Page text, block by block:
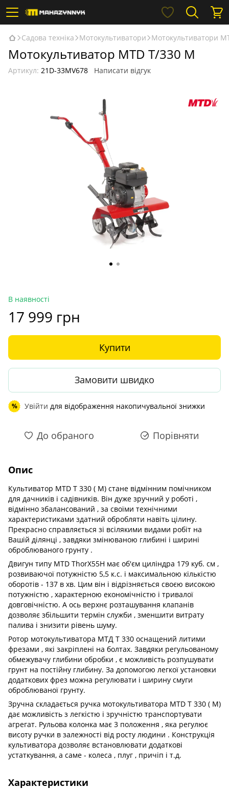
Садова техніка Мотокультиватори Мотокультиватори
Мотокультиватор MTD T/330 M
Артикул: 21D-33MV678 Написати відгук
В наявності
17 999 грн
Купити
Замовити швидко
% Увійти для відображення накопичувальної знижки
До обраного Порівняти
Опис
Культиватор MTD T 330 ( M) стане відмінним помічником
для дачників і садівників. Він дуже зручний у роботі ,
відмінно збалансований , за своїми технічними
характеристиками здатний обробляти навіть цілину.
Прекрасно справляється зі всілякими видами робіт на
Вашій ділянці , завдяки змінюваною глибині і ширині
оброблюваного грунту .
Двигун типу MTD ThorX55H має об'єм циліндра 179 куб. см ,
розвиваючої потужністю 5,5 к.с. і максимальною кількістю
оборотів - 137 в хв. Цим він і відрізняється своєю високою
потужністю , характерною економічністю і тривалої
довговічністю. А ось верхнє розташування клапанів
дозволяє збільшити термін служби , зменшити витрату
палива і знизити рівень шуму.
Ротор мотокультиватора МТД Т 330 оснащений литими
фрезами , які закріплені на болтах. Завдяки регульованому
обмежувачу глибини обробки , є можливість розпушувати
грунт на постійну глибину. За допомогою легкої установки
додаткових фрез можна регулювати і ширину смуги
оброблюваної грунту.
Зручна складається ручка мотокультиватора MTD T 330 ( M)
дає можливість з легкістю і зручністю транспортувати
агрегат. Рульова колонка має 3 положення , яка регулює
висоту ручки в залежності від росту людини . Конструкція
культиватора дозволяє встановлювати додаткові
устаткування, а саме - колеса , плуг , причіп і т.д.
Характеристики